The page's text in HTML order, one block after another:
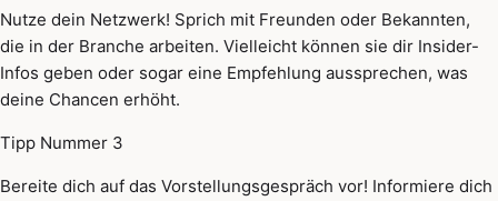
Nutze dein Netzwerk! Sprich mit Freunden oder Bekannten,
die in der Branche arbeiten. Vielleicht können sie dir Insider-
Infos geben oder sogar eine Empfehlung aussprechen, was
deine Chancen erhöht.
Tipp Nummer 3
Bereite dich auf das Vorstellungsgespräch vor! Informiere dich